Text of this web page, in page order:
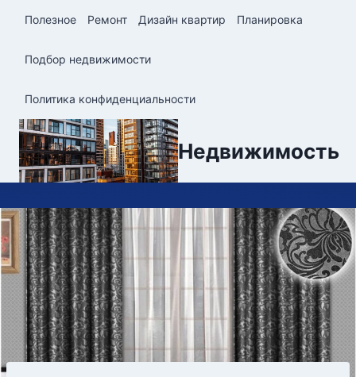
содержимому
Полезное Ремонт Дизайн квартир Планировка
Подбор недвижимости
Политика конфиденциальности
Недвижимость